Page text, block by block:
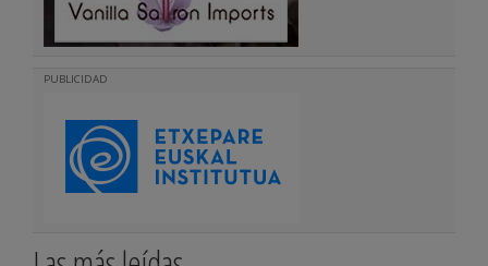
PUBLICIDAD